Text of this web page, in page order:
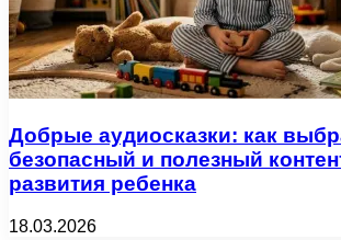
Добрые аудиосказки: как
безопасный и полезный
развития ребенка
18.03.2026